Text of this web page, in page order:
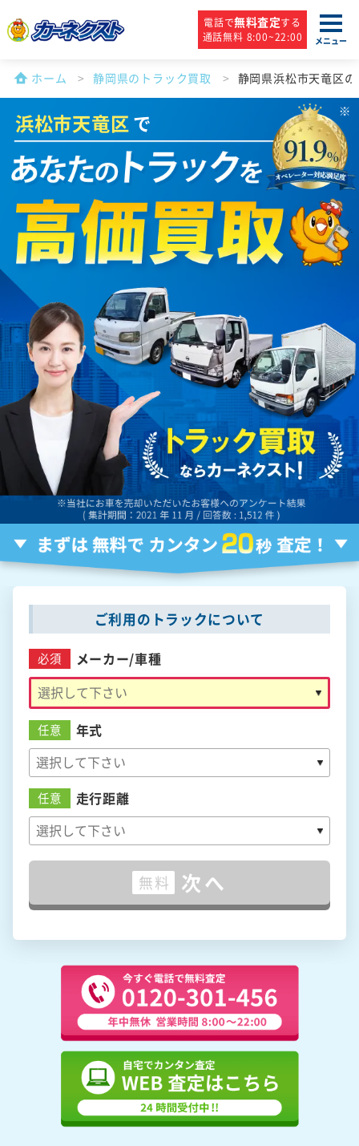
電話で無料査定する
通話無料 8:00~22:00
メニュー
ホーム 静岡県のトラック買取 静岡県浜松市天竜区
浜松市天竜区で
ご利用のトラックについて
必須 メーカー/車種
任意 年式
任意 走行距離
無料 次へ